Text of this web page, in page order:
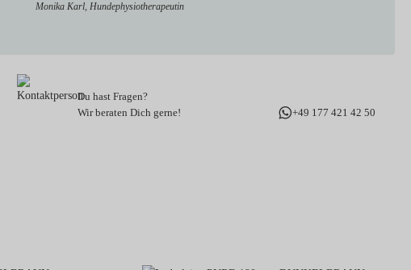
Monika Karl, Hundephysiotherapeutin
Du hast Fragen?
Wir beraten Dich gerne!
+49 177 421 42 50